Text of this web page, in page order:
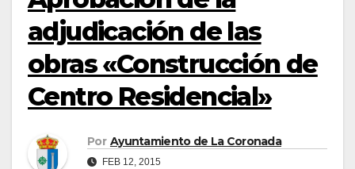
adjudicación de las
obras «Construcción de
Centro Residencial»
Por Ayuntamiento de La Coronada
FEB 12, 2015